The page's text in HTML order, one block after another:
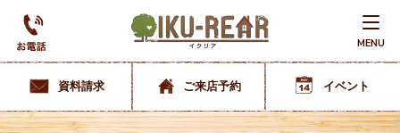
MENU
資料請求 ご来店予約 イベント